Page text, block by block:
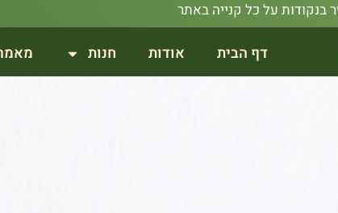
דף הבית אודות חנות